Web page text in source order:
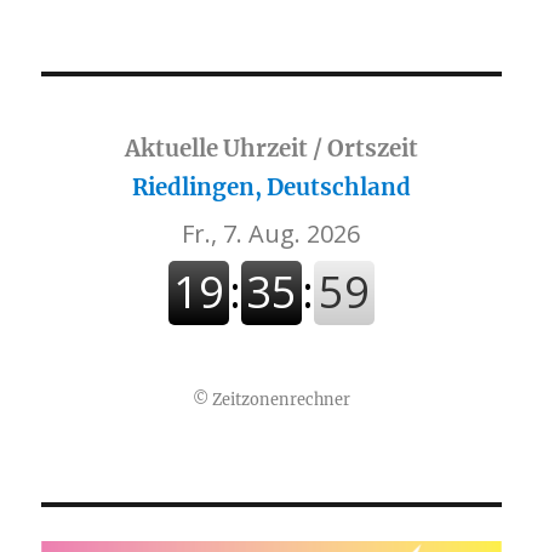
Aktuelle Uhrzeit / Ortszeit
Riedlingen, Deutschland
© Zeitzonenrechner